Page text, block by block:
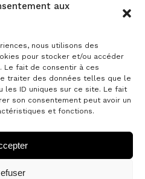
aux
nous utilisons des
pour stocker et/ou accéder
Le fait de consentir à ces
traiter des données telles que le
les ID uniques sur ce site. Le fait
son consentement peut avoir un
et fonctions.